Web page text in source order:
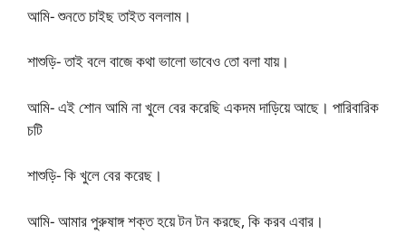
আমি- শুনতে চাইছ তাইত বললাম।
শাশুড়ি- তাই বলে বাজে কথা ভালো ভাবেও তো বলা যায়।
আমি- এই শোন আমি না খুলে বের করেছি একদম দাড়িয়ে আছে। পারিবারিক
চটি
শাশুড়ি- কি খুলে বের করেছ।
আমি- আমার পুরুষাঙ্গ শক্ত হয়ে টন টন করছে, কি করব এবার।